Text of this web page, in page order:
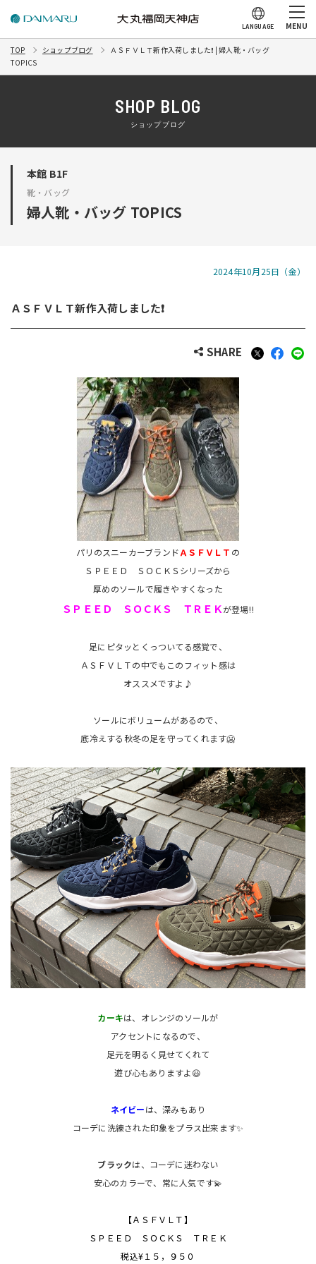
LANGUAGE MENU
TOP ショップブログ
ＡＳＦＶＬＴ新作入荷しました❗️ | 婦人靴・バッグ
TOPICS
SHOP BLOG
ショップブログ
本館 B1F
靴・バッグ
婦人靴・バッグ TOPICS
2024年10月25日（金）
ＡＳＦＶＬＴ新作入荷しました❗️
SHARE
パリのスニーカーブランドＡＳＦＶＬＴ の
ＳＰＥＥＤ ＳＯＣＫＳシリーズから
厚めのソールで履きやすくなった
ＳＰＥＥＤ ＳＯＣＫＳ ＴＲＥＫが登場‼️
足にピタッとくっついてる感覚で、
ＡＳＦＶＬＴの中でもこのフィット感は
オススメですよ♪
ソールにボリュームがあるので、
底冷えする秋冬の足を守ってくれます🥶
カーキは、オレンジのソールが
アクセントになるので、
足元を明るく見せてくれて
遊び心もありますよ😃
ネイビーは、深みもあり
コーデに洗練された印象をプラス出来ます✨
ブラックは、コーデに迷わない
安心のカラーで、常に人気です💫
【ＡＳＦＶＬＴ】
ＳＰＥＥＤ ＳＯＣＫＳ ＴＲＥＫ
税込¥１５，９５０